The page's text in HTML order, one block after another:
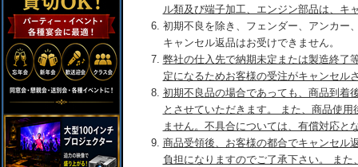
ル類及び端子加工、エンジン部品は、キ
初期不良を除き、フェンダー、アンカー
キャンセル返品はお受けできません。
弊社の仕入先で納期未定または製造終了
定になるためお客様の受注がキャンセル
初期不良品の場合であっても、商品到着
とさせていただきます。 また、商品使
ません。不具合については、有償対応と
商品受領後、お客様の都合でキャンセル
負担になりますのでご了承下さい。 ま